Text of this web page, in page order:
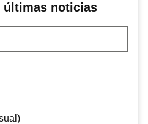
últimas noticias